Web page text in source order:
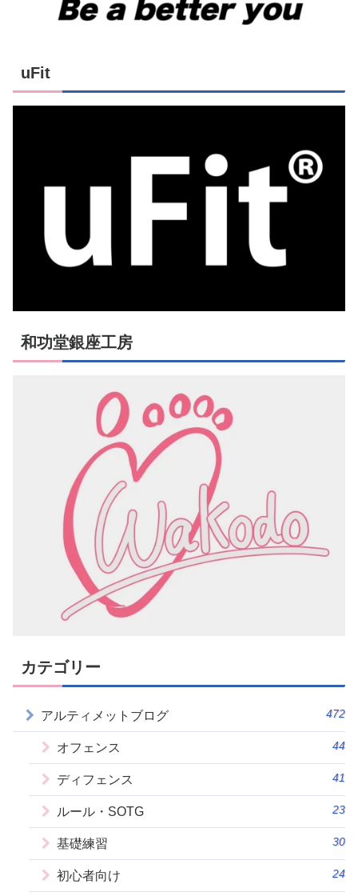
uFit
和功堂銀座工房
カテゴリー
アルティメットブログ 472
オフェンス 44
ディフェンス 41
ルール・SOTG 23
基礎練習 30
初心者向け 24